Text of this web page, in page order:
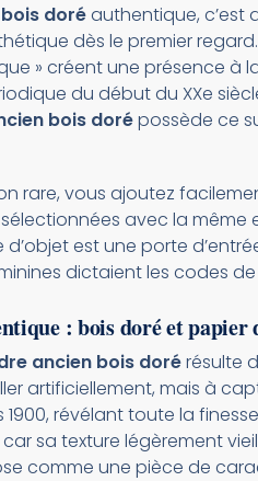
doréauthentique, c’est
dès le premier
» créent une présence à
du début du XXe
bois dorépossède ce
rare, vous ajoutez
avec la
d’objet est une porte
dictaient les codes
: bois doré et papier
ancien bois dorérésulte
artificiellement, mais à
révélant toute la
sa texture légèrement
comme une pièce de